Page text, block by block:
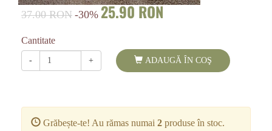
37.00 RON -30% 25.90 RON
Cantitate
- + ADAUGĂ ÎN COŞ
Grăbește-te! Au rămas numai 2 produse în stoc.